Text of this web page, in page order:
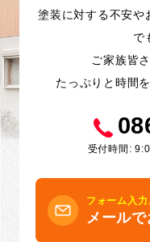
塗装に対する不安や
で
ご家族皆
たっぷりと時間
受付時間:
フォーム入力
メール